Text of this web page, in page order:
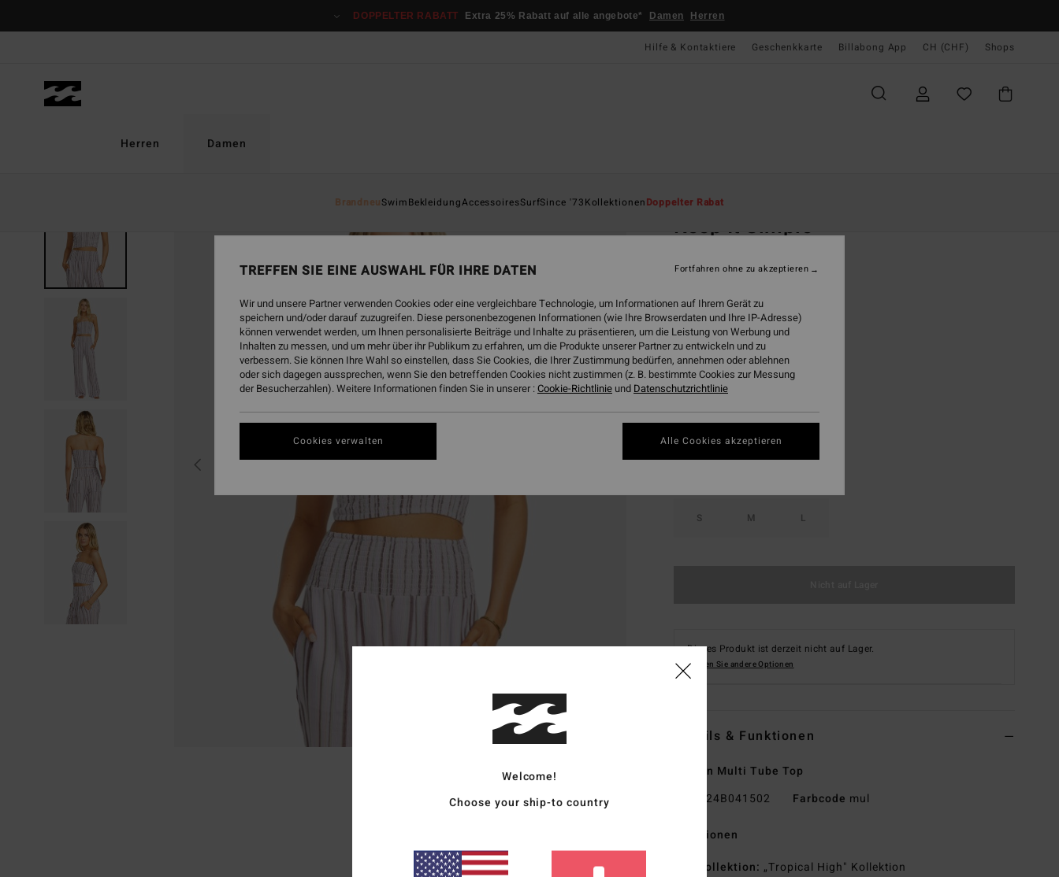
DOPPELTER RABATT Extra 25% Rabatt auf alle angebote* Damen Herren
Hilfe & Kontaktiere Geschenkkarte Billabong App CH (CHF) Shops
Herren Damen
BrandneuSwimBekleidungAccessoiresSurfSince '73KollektionenDoppelter Rabat
Keep It Simple
CHF 16,87
SALE
DOPPELTER RABATT EXTRA 25%
FarbeMulti
S M L
Dieses Produkt ist derzeit nicht auf Lager.
Kaufen Sie andere Optionen
Details & Funktionen
Frauen Multi Tube Top
24B041502 Farbcode mul
Funktionen
Kollektion: „Tropical High" Kollektion
Welcome!
Choose your ship-to country
TREFFEN SIE EINE AUSWAHL FÜR IHRE DATEN
Wir und unsere Partner verwenden Cookies oder eine vergleichbare Technologie, um Informationen auf Ihrem Gerät zu
speichern und/oder darauf zuzugreifen. Diese personenbezogenen Informationen (wie Ihre Browserdaten und Ihre IP-Adresse)
können verwendet werden, um Ihnen personalisierte Beiträge und Inhalte zu präsentieren, um die Leistung von Werbung und
Inhalten zu messen, und um mehr über ihr Publikum zu erfahren, um die Produkte unserer Partner zu entwickeln und zu
verbessern. Sie können Ihre Wahl so einstellen, dass Sie Cookies, die Ihrer Zustimmung bedürfen, annehmen oder ablehnen
oder sich dagegen aussprechen, wenn Sie den betreffenden Cookies nicht zustimmen (z. B. bestimmte Cookies zur Messung
der Besucherzahlen). Weitere Informationen finden Sie in unserer :Cookie-Richtlinie und Datenschutzrichtlinie
Cookies verwalten
Fortfahren ohne zu akzeptieren
Alle Cookies akzeptieren